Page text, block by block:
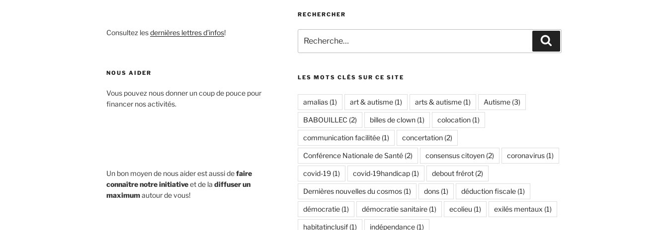
Consultez lesdernières lettres d’infos!
NOUS AIDER
Vous pouvez nous donner un coup de pouce pour
financer nos activités.
Un bon moyen de nous aider est aussi defaire
connaître notre initiativeet de la diffuser un
maximumautour de vous!
RECHERCHER
pour
:
LES MOTS CLÉS SUR CE SITE
amalias(1) art & autisme(1) arts & autisme(1) Autisme(3)
BABOUILLEC (2) billes de clown(1) colocation(1)
communication facilitée(1) concertation(2)
Conférence Nationale de Santé(2) consensus citoyen(2) coronavirus(1)
covid-19(1) covid-19handicap(1) debout frérot(2)
Dernières nouvelles du cosmos(1) dons(1) déduction fiscale(1)
démocratie(1) démocratie sanitaire(1) ecolieu (1) exilés mentaux (1)
habitatinclusif(1) indépendance(1)